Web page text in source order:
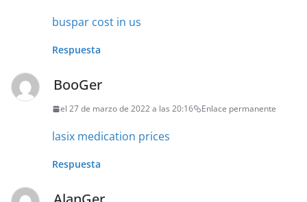
buspar cost in us
Respuesta
BooGer
el 27 de marzo de 2022 a las 20:16 Enlace permanente
lasix medication prices
Respuesta